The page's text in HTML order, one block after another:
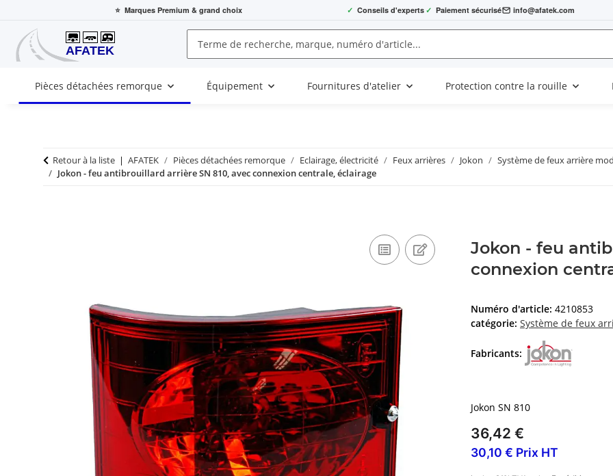
⭐ Marques Premium & grand choix ✓ Conseils d'experts ✓ Paiement sécurisé info@afatek.com
Pièces détachées remorque Équipement Fournitures d'atelier Protection contre la rouille
Retour à la liste AFATEK Pièces détachées remorque Eclairage, électricité Feux arrières Jokon
Système de feux arrière
Jokon - feu antibrouillard arrière SN 810, avec connexion centrale, éclairage
Jokon - feu
connexion
Numéro d'article: 4210853
catégorie: Système de feux
Fabricants:
Jokon SN 810
36,42 €
30,10 € Prix HT